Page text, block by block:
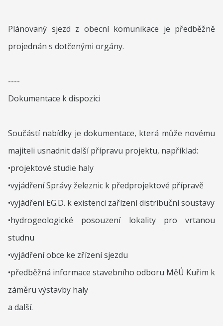
Plánovaný sjezd z obecní komunikace je předběžně
projednán s dotčenými orgány.
----
Dokumentace k dispozici
Součástí nabídky je dokumentace, která může novému
majiteli usnadnit další přípravu projektu, například:
•projektové studie haly
•vyjádření Správy železnic k předprojektové přípravě
•vyjádření EG.D. k existenci zařízení distribuční soustavy
•hydrogeologické posouzení lokality pro vrtanou
studnu
•vyjádření obce ke zřízení sjezdu
•předběžná informace stavebního odboru MěÚ Kuřim k
záměru výstavby haly
a další.